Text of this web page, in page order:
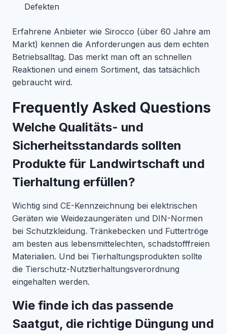
Defekten
Erfahrene Anbieter wie Sirocco (über 60 Jahre am
Markt) kennen die Anforderungen aus dem echten
Betriebsalltag. Das merkt man oft an schnellen
Reaktionen und einem Sortiment, das tatsächlich
gebraucht wird.
Frequently Asked Questions
Welche Qualitäts- und
Sicherheitsstandards sollten
Produkte für Landwirtschaft und
Tierhaltung erfüllen?
Wichtig sind CE-Kennzeichnung bei elektrischen
Geräten wie Weidezaungeräten und DIN-Normen
bei Schutzkleidung. Tränkebecken und Futtertröge
am besten aus lebensmittelechten, schadstofffreien
Materialien. Und bei Tierhaltungsprodukten sollte
die Tierschutz-Nutztierhaltungsverordnung
eingehalten werden.
Wie finde ich das passende
Saatgut, die richtige Düngung und